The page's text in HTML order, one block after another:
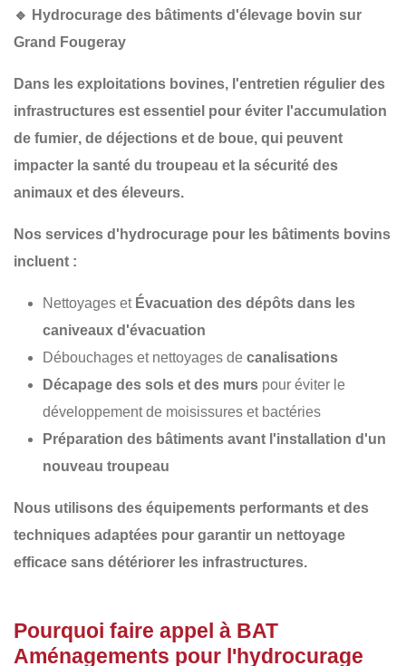
🔹 Hydrocurage des bâtiments d'élevage bovin sur
Grand Fougeray
Dans les exploitations bovines, l'entretien régulier des
infrastructures est essentiel pour éviter l'accumulation
de fumier, de déjections et de boue, qui peuvent
impacter la santé du troupeau et la sécurité des
animaux et des éleveurs.
Nos services d'hydrocurage pour les bâtiments bovins
incluent :
Nettoyages et Évacuation des dépôts dans les
caniveaux d'évacuation
Débouchages et nettoyages de canalisations
Décapage des sols et des murs pour éviter le
développement de moisissures et bactéries
Préparation des bâtiments avant l'installation d'un
nouveau troupeau
Nous utilisons des équipements performants et des
techniques adaptées pour garantir un nettoyage
efficace sans détériorer les infrastructures.
Pourquoi faire appel à BAT
Aménagements pour l'hydrocurage